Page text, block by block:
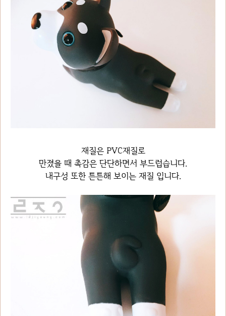
재질은 PVC재질로
만졌을 때 촉감은 단단하면서 부드럽습니다.
내구성 또한 튼튼해 보이는 재질 입니다.